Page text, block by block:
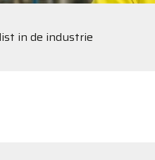
in de industrie